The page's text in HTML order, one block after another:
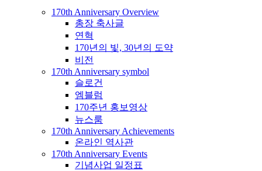
170th Anniversary Overview
총장 축사글
연혁
170년의 빛, 30년의 도약
비전
170th Anniversary symbol
슬로건
엠블럼
170주년 홍보영상
뉴스룸
170th Anniversary Achievements
온라인 역사관
170th Anniversary Events
기념사업 일정표